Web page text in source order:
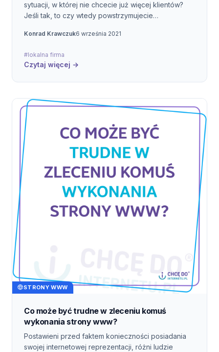
sytuacji, w której nie chcecie już więcej klientów?
Jeśli tak, to czy wtedy powstrzymujecie
żeby "przypadkiem" nie przyszli nowi klienci? W
podejście często jes
Konrad Krawczuk6 września 2021
#lokalna firma
Czytaj więcej →
STRONY WWW
Co może być trudne w zleceniu komuś
wykonania strony www?
Postawieni przed faktem konieczności posiadania
swojej internetowej reprezentacji, różni ludzie